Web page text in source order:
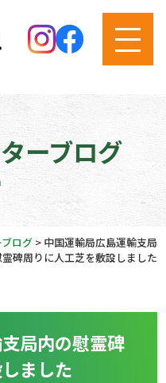
ーブログ
ログ> 中国運輸局広島運輸支局
碑周りに人工芝を敷設しました
局内の慰霊碑
ました